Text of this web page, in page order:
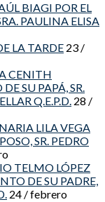
BIAGI POR EL
PAULINA ELISA
LA TARDE 23 /
CENITH
SU PAPÁ, SR.
Q.E.P.D. 28 /
LILA VEGA
SR. PEDRO
TELMO LÓPEZ
DE SU PADRE,
24 / febrero